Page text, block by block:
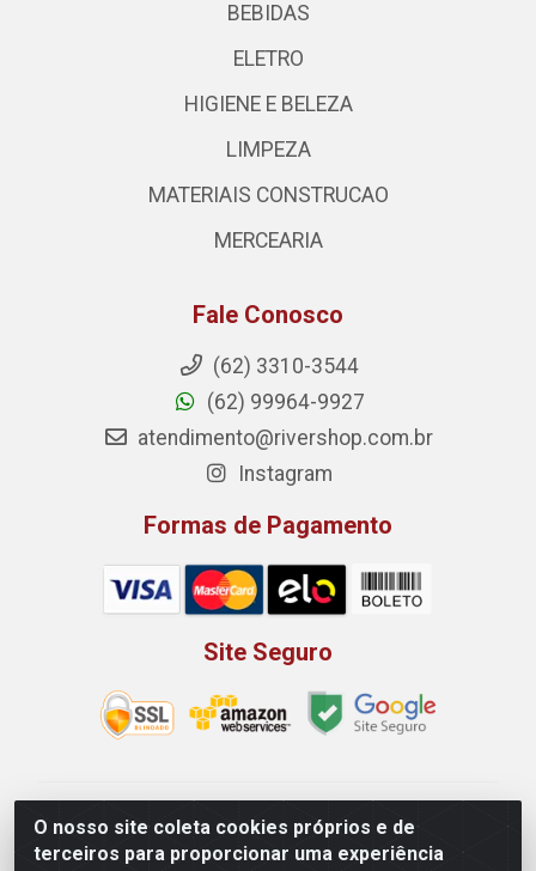
O nosso site coleta cookies próprios e de
terceiros para proporcionar uma experiência
BEBIDAS
ELETRO
HIGIENE E BELEZA
LIMPEZA
MATERIAIS CONSTRUCAO
MERCEARIA
Fale Conosco
(62) 3310-3544
(62) 99964-9927
atendimento@rivershop.com.br
Instagram
Formas de Pagamento
Site Seguro
Rio Vermelho Distribuição de Alimentos LTDA - Rodovia
BR, 153, KM 52 N 00 QD 00 LT 16 - Bairro Jardim